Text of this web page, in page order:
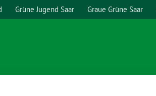
Grüne Jugend Saar Graue Grüne Saar